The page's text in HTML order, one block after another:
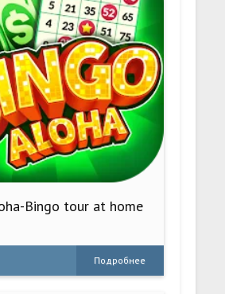
Bingo tour at home
Подробнее